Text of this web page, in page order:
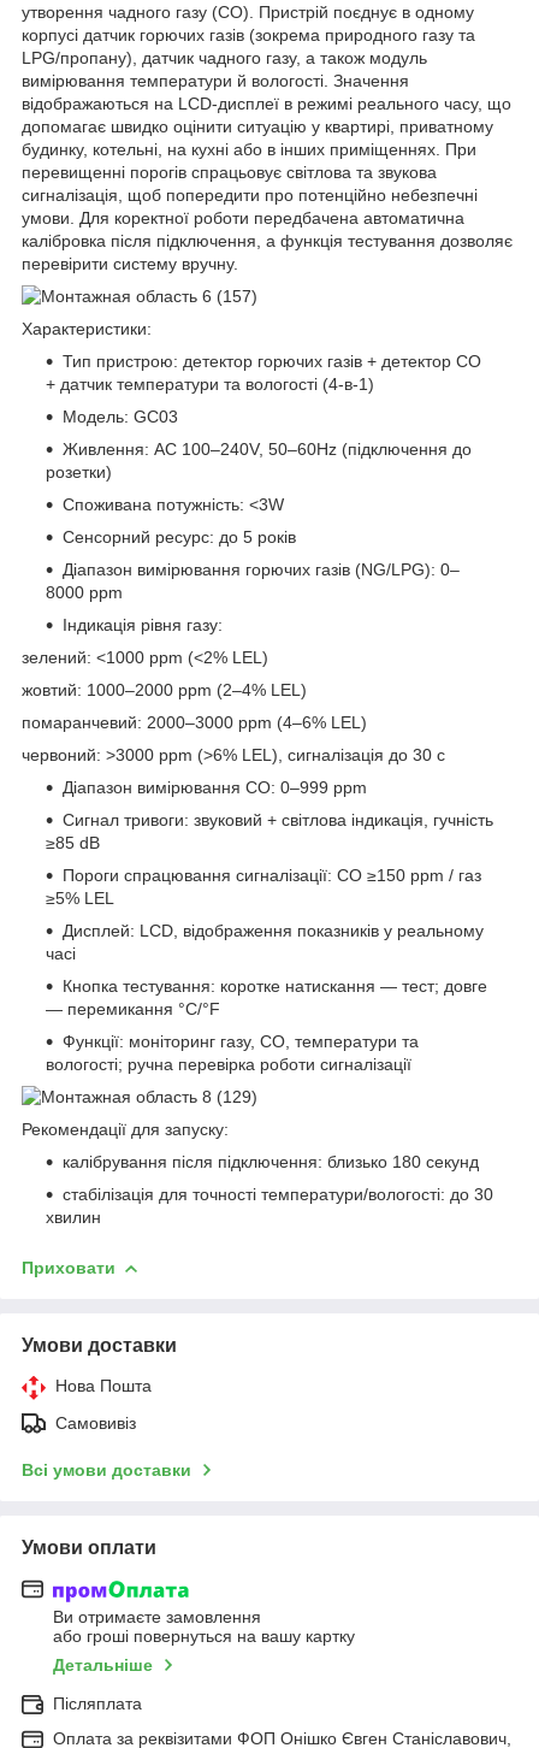
утворення чадного газу (CO). Пристрій поєднує в одному
корпусі датчик горючих газів (зокрема природного газу та
LPG/пропану), датчик чадного газу, а також модуль
вимірювання температури й вологості. Значення
відображаються на LCD-дисплеї в режимі реального часу, що
допомагає швидко оцінити ситуацію у квартирі, приватному
будинку, котельні, на кухні або в інших приміщеннях. При
перевищенні порогів спрацьовує світлова та звукова
сигналізація, щоб попередити про потенційно небезпечні
умови. Для коректної роботи передбачена автоматична
калібровка після підключення, а функція тестування дозволяє
перевірити систему вручну.
Характеристики:
Тип пристрою: детектор горючих газів + детектор CO
+ датчик температури та вологості (4-в-1)
Модель: GC03
Живлення: AC 100–240V, 50–60Hz (підключення до
розетки)
Споживана потужність: <3W
Сенсорний ресурс: до 5 років
Діапазон вимірювання горючих газів (NG/LPG): 0–
8000 ppm
Індикація рівня газу:
зелений: <1000 ppm (<2% LEL)
жовтий: 1000–2000 ppm (2–4% LEL)
помаранчевий: 2000–3000 ppm (4–6% LEL)
червоний: >3000 ppm (>6% LEL), сигналізація до 30 с
Діапазон вимірювання CO: 0–999 ppm
Сигнал тривоги: звуковий + світлова індикація, гучність
≥85 dB
Пороги спрацювання сигналізації: CO ≥150 ppm / газ
≥5% LEL
Дисплей: LCD, відображення показників у реальному
часі
Кнопка тестування: коротке натискання — тест; довге
— перемикання °C/°F
Функції: моніторинг газу, CO, температури та
вологості; ручна перевірка роботи сигналізації
Рекомендації для запуску:
калібрування після підключення: близько 180 секунд
стабілізація для точності температури/вологості: до 30
хвилин
Приховати
Умови доставки
Нова Пошта
Самовивіз
Всі умови доставки
Умови оплати
Ви отримаєте замовлення
або гроші повернуться на вашу картку
Детальніше
Післяплата
Оплата за реквізитами ФОП Онішко Євген Станіславович,